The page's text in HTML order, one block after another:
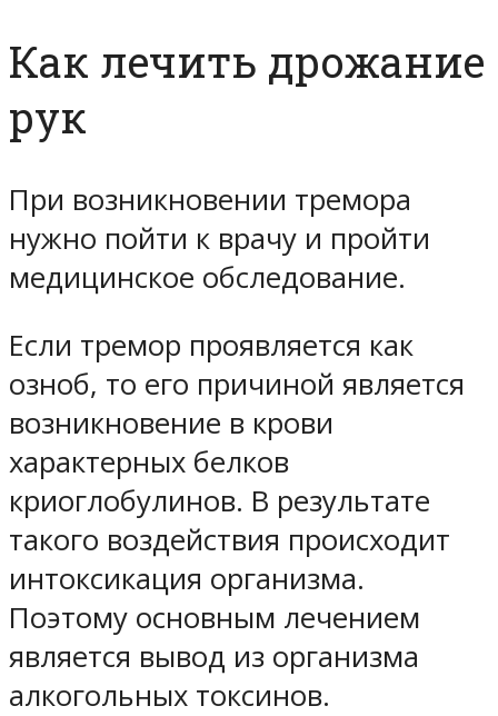
Как лечить дрожание
рук
При возникновении тремора
нужно пойти к врачу и пройти
медицинское обследование.
Если тремор проявляется как
озноб, то его причиной является
возникновение в крови
характерных белков
криоглобулинов. В результате
такого воздействия происходит
интоксикация организма.
Поэтому основным лечением
является вывод из организма
алкогольных токсинов.